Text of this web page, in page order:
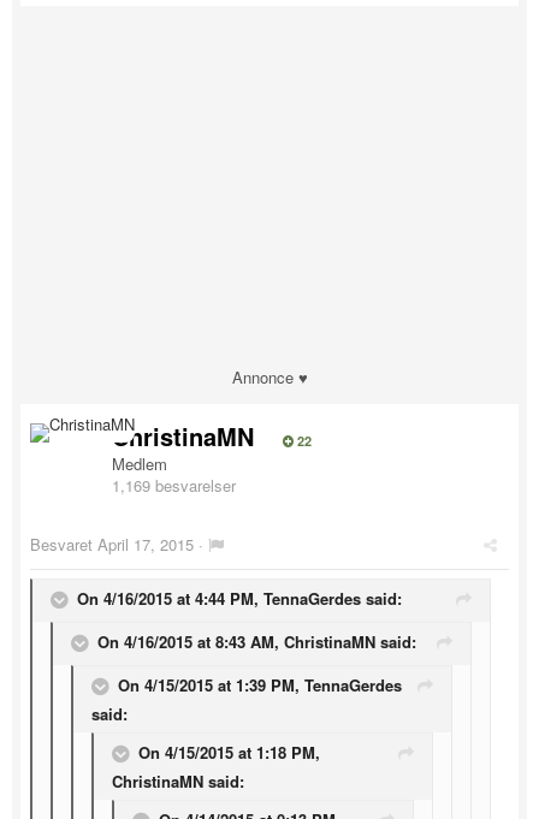
Annonce ♥
ChristinaMN 22
Medlem
1,169 besvarelser
Besvaret April 17, 2015 ·
On 4/16/2015 at 4:44 PM, TennaGerdes said:
On 4/16/2015 at 8:43 AM, ChristinaMN said:
On 4/15/2015 at 1:39 PM, TennaGerdes
said:
On 4/15/2015 at 1:18 PM,
ChristinaMN said: